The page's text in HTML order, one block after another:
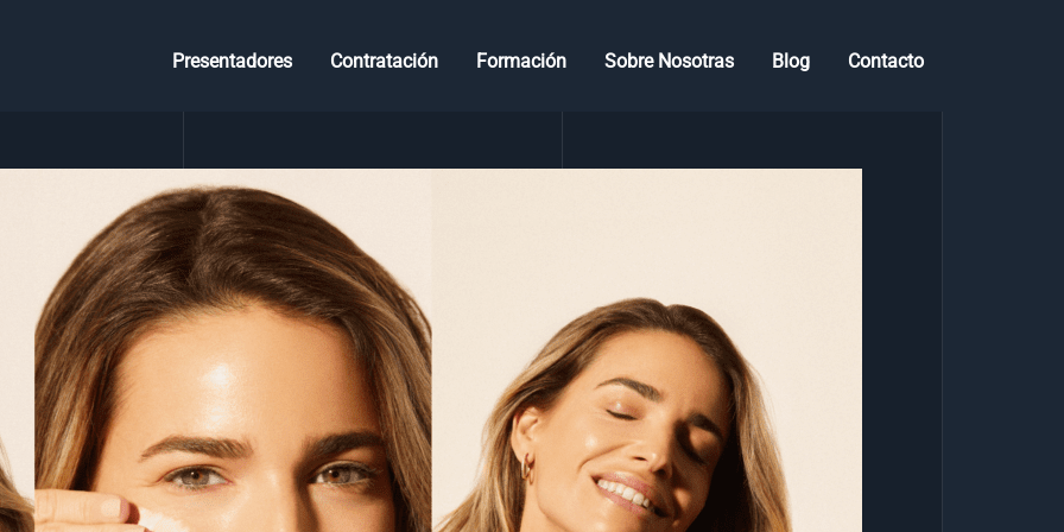
Presentadores Contratación Formación Sobre Nosotras Blog Contacto